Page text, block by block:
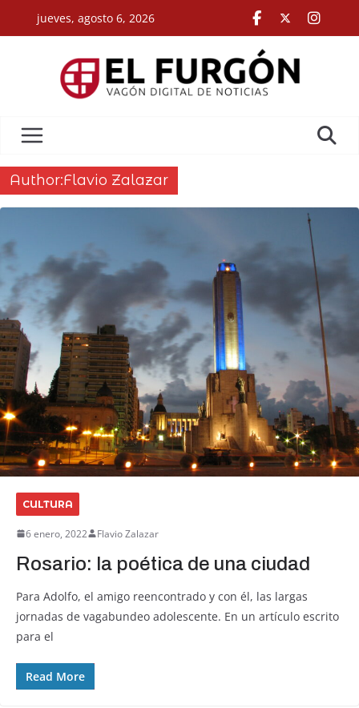
to
jueves, agosto 6, 2026
Author:Flavio Zalazar
CULTURA
6 enero, 2022 Flavio Zalazar
Rosario: la poética de una ciudad
Para Adolfo, el amigo reencontrado y con él, las largas
jornadas de vagabundeo adolescente. En un artículo escrito
para el
Read More